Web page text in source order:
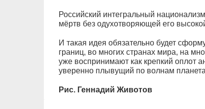
Российский интегральный
мёртв без одухотворяющей его
И такая идея обязательно будет
границ, во многих странах мира, на
уже воспринимают как крепкий оплот
уверенно плывущий по волнам
Рис. Геннадий Животов